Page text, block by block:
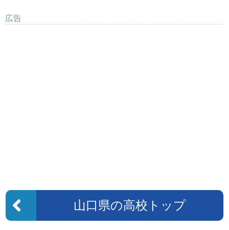
広告
山口県の高校トップ